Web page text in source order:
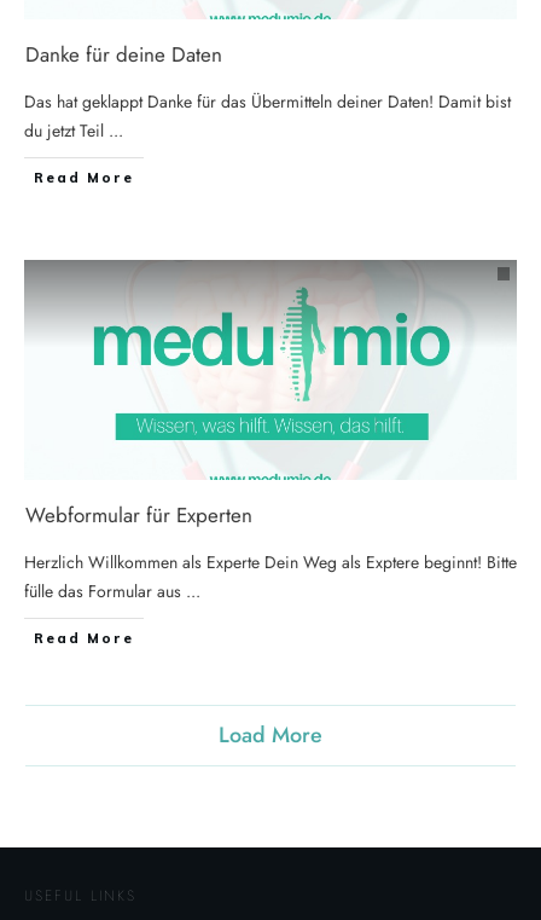
Danke für deine Daten
Das hat geklappt Danke für das Übermitteln deiner Daten! Damit bist
du jetzt Teil ...
Read More
Webformular für Experten
Herzlich Willkommen als Experte Dein Weg als Exptere beginnt! Bitte
fülle das Formular aus ...
Read More
Load More
USEFUL LINKS